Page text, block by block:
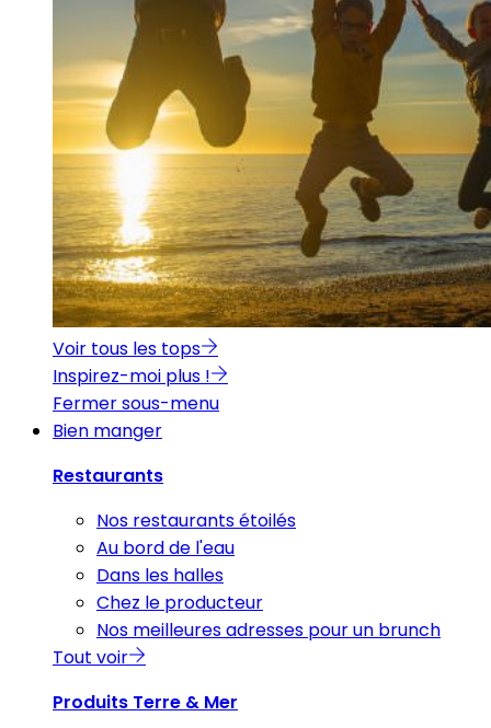
Voir tous les tops
Inspirez-moi plus !
Fermer sous-menu
Bien manger
Restaurants
Nos restaurants étoilés
Au bord de l'eau
Dans les halles
Chez le producteur
Nos meilleures adresses pour un brunch
Tout voir
Produits Terre & Mer